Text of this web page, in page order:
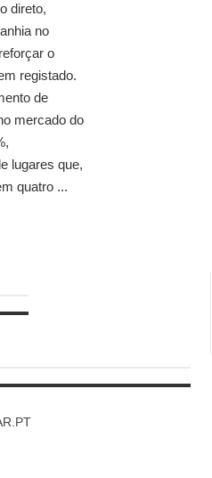
direto,
no
o
registado.
de
mercado do
lugares que,
quatro ...